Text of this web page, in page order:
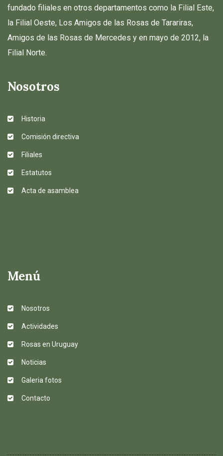
fundado filiales en otros departamentos como la Filial Este,
la Filial Oeste, Los Amigos de las Rosas de Tarariras,
Amigos de las Rosas de Mercedes y en mayo de 2012, la
Filial Norte.
Nosotros
Historia
Comisión directiva
Filiales
Estatutos
Acta de asamblea
Menú
Nosotros
Actividades
Rosas en Uruguay
Noticias
Galeria fotos
Contacto